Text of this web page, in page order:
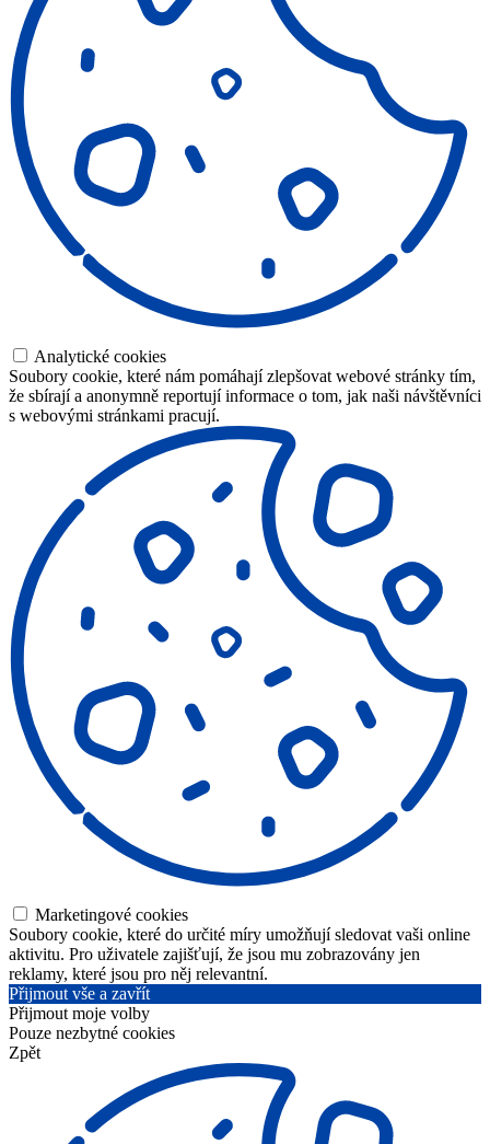
Analytické cookies
Soubory cookie, které nám pomáhají zlepšovat webové stránky tím,
že sbírají a anonymně reportují informace o tom, jak naši návštěvníci
s webovými stránkami pracují.
Marketingové cookies
Soubory cookie, které do určité míry umožňují sledovat vaši online
aktivitu. Pro uživatele zajišťují, že jsou mu zobrazovány jen
reklamy, které jsou pro něj relevantní.
Přijmout vše a zavřít
Přijmout moje volby
Pouze nezbytné cookies
Zpět